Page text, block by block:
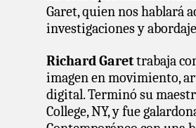
Garet, quien nos hablará
investigaciones y
Richard Garettrabaja
imagen en movimiento,
digital. Terminó su
College, NY, y fue